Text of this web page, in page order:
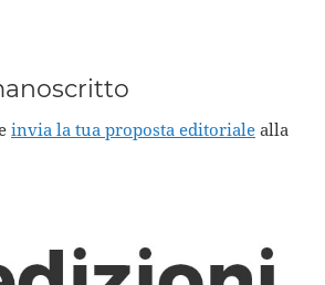
invia la tua proposta editoriale alla